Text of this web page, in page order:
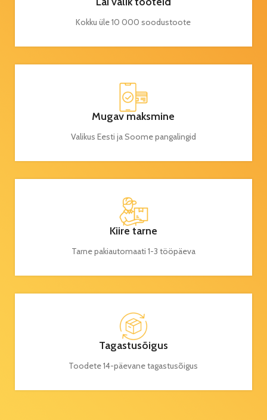
Kokku üle 10 000 soodustoote
Mugav maksmine
Valikus Eesti ja Soome pangalingid
Kiire tarne
Tarne pakiautomaati 1-3 tööpäeva
Tagastusõigus
Toodete 14-päevane tagastusõigus